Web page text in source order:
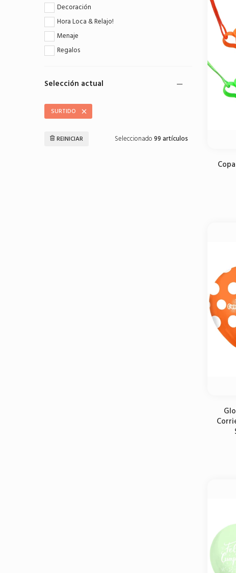
Decoración
Hora Loca & Relajo!
Menaje
Regalos
Selección actual
SURTIDO
REINICIAR Seleccionado99 artículos